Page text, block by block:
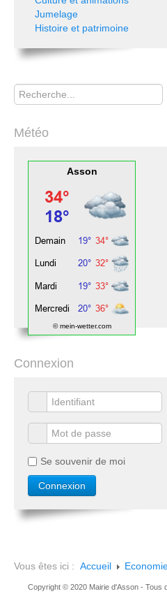
Jumelage
Histoire et patrimoine
Rechercher
Météo
Asson
© mein-wetter.com
Connexion
Se souvenir de moi
Vous êtes ici : Accueil
Copyright © 2020 Mairie d'Asson - Tous